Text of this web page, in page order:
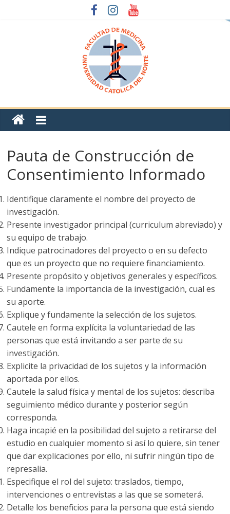
Pauta de Construcción de
Consentimiento Informado
Identifique claramente el nombre del proyecto de
investigación.
Presente investigador principal (curriculum abreviado) y
su equipo de trabajo.
Indique patrocinadores del proyecto o en su defecto
que es un proyecto que no requiere financiamiento.
Presente propósito y objetivos generales y específicos.
Fundamente la importancia de la investigación, cual es
su aporte.
Explique y fundamente la selección de los sujetos.
Cautele en forma explícita la voluntariedad de las
personas que está invitando a ser parte de su
investigación.
Explicite la privacidad de los sujetos y la información
aportada por ellos.
Cautele la salud física y mental de los sujetos: describa
seguimiento médico durante y posterior según
corresponda.
Haga incapié en la posibilidad del sujeto a retirarse del
estudio en cualquier momento si así lo quiere, sin tener
que dar explicaciones por ello, ni sufrir ningún tipo de
represalia.
Especifique el rol del sujeto: traslados, tiempo,
intervenciones o entrevistas a las que se someterá.
Detalle los beneficios para la persona que está siendo